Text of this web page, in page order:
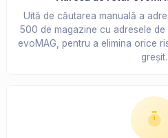
Uită de căutarea manuală a
500 de magazine cu adresele
evoMAG, pentru a elimina orice
greșit.